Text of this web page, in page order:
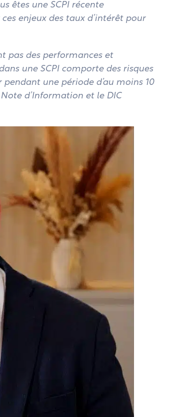
êtes une SCPI récente
enjeux des taux d’intérêt pour
pas des performances et
une SCPI comporte des risques
une période d’au moins 10
d’Information et le DIC